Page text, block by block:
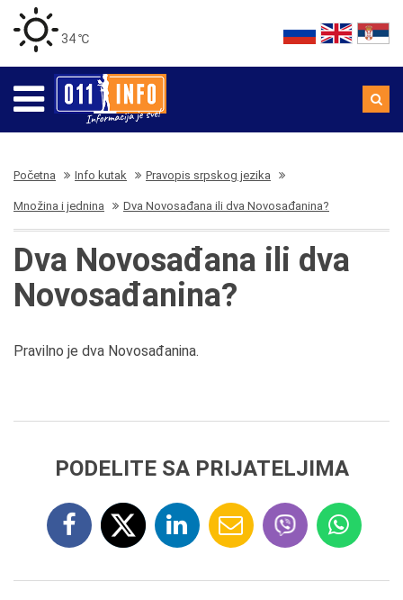
34 ℃
Početna Info kutak Pravopis srpskog jezika
Množina i jednina Dva Novosađana ili dva Novosađanina?
Dva Novosađana ili dva
Novosađanina?
Pravilno je dva Novosađanina.
PODELITE SA PRIJATELJIMA